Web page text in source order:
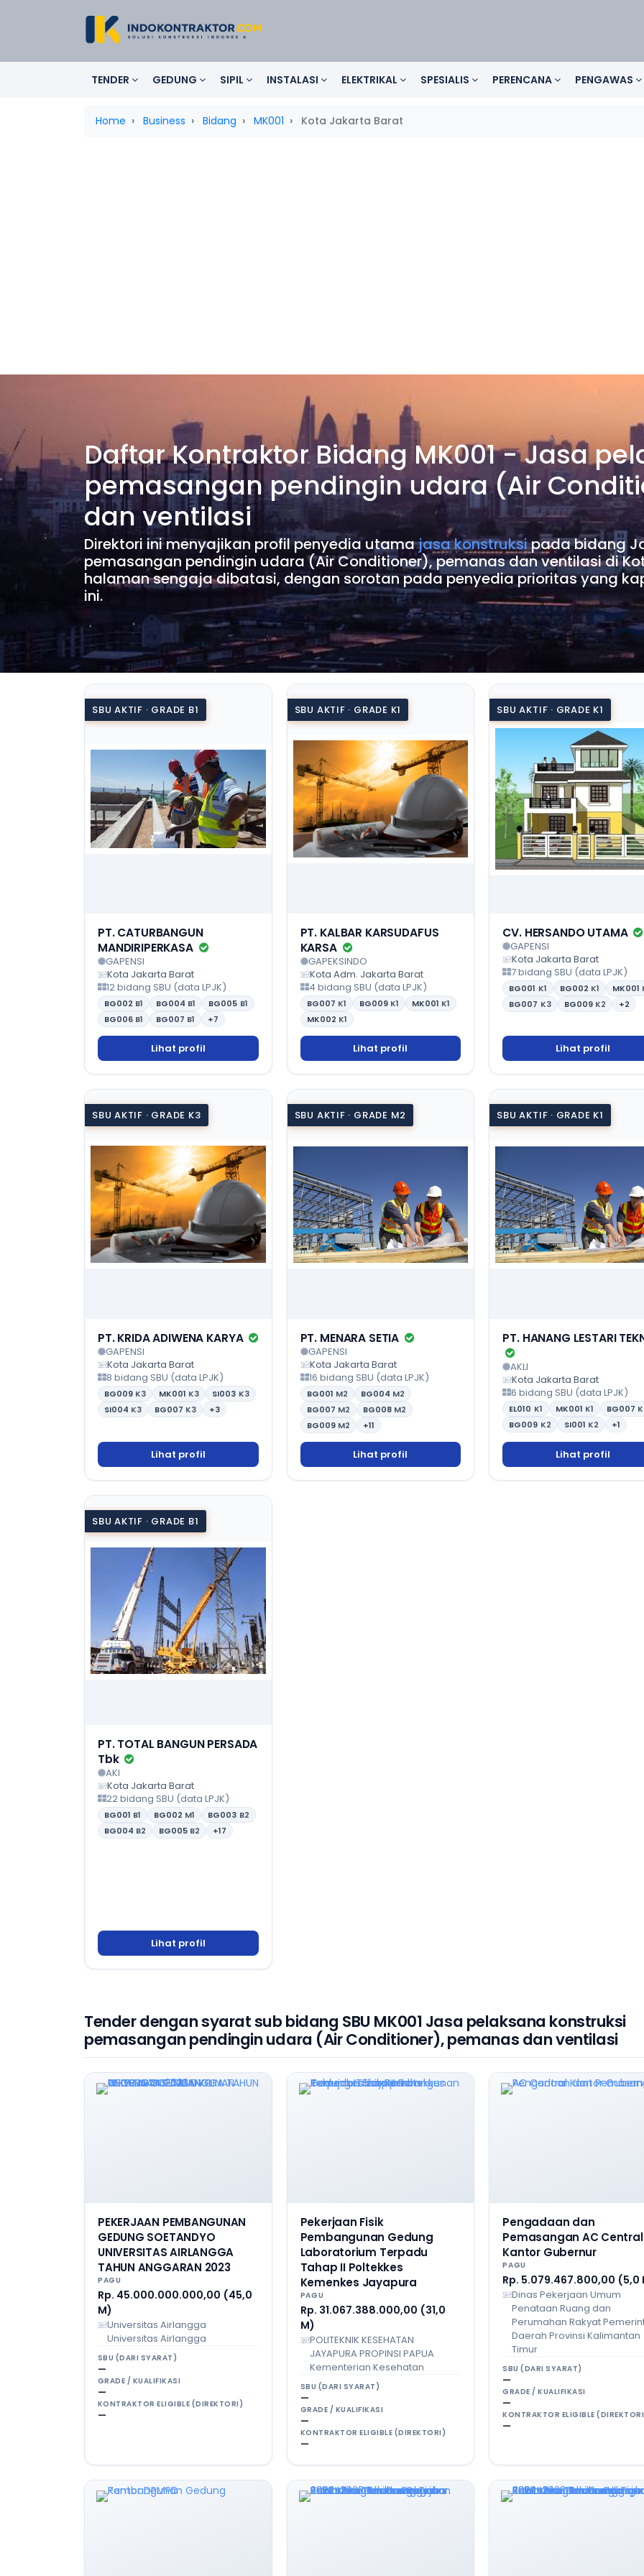
TENDER GEDUNG SIPIL INSTALASI ELEKTRIKAL SPESIALIS PERENCANA PENGAWAS
Home Business Bidang MK001 Kota Jakarta Barat
Daftar Kontraktor Bidang MK001 - Jasa
pemasangan pendingin udara (Air
dan ventilasi
Direktori ini menyajikan profil penyedia utamajasa konstruksipada bidang
pemasangan pendingin udara (Air Conditioner), pemanas dan ventilasi di
halaman sengaja dibatasi, dengan sorotan pada penyedia prioritas yang
ini.
SBU AKTIF · GRADE B1
PT. CATURBANGUN
MANDIRIPERKASA
GAPENSI
Kota Jakarta Barat
12 bidang SBU (data LPJK)
BG002 B1 BG004 B1 BG005 B1
BG006 B1 BG007 B1 +7
Lihat profil
SBU AKTIF · GRADE K1
PT. KALBAR KARSUDAFUS
KARSA
GAPEKSINDO
Kota Adm. Jakarta Barat
4 bidang SBU (data LPJK)
BG007 K1 BG009 K1 MK001 K1
MK002 K1
Lihat profil
SBU AKTIF · GRADE K1
CV. HERSANDO UTAMA
GAPENSI
Kota Jakarta Barat
7 bidang SBU (data LPJK)
BG001 K1 BG002 K1 MK001
BG007 K3 BG009 K2 +2
Lihat profil
SBU AKTIF · GRADE K3
PT. KRIDA ADIWENA KARYA
GAPENSI
Kota Jakarta Barat
8 bidang SBU (data LPJK)
BG009 K3 MK001 K3 SI003 K3
SI004 K3 BG007 K3 +3
Lihat profil
SBU AKTIF · GRADE M2
PT. MENARA SETIA
GAPENSI
Kota Jakarta Barat
16 bidang SBU (data LPJK)
BG001 M2 BG004 M2
BG007 M2 BG008 M2
BG009 M2 +11
Lihat profil
SBU AKTIF · GRADE K1
PT. HANANG LESTARI
AKLI
Kota Jakarta Barat
6 bidang SBU (data LPJK)
EL010 K1 MK001 K1 BG007
BG009 K2 SI001 K2 +1
Lihat profil
SBU AKTIF · GRADE B1
PT. TOTAL BANGUN PERSADA
Tbk
AKI
Kota Jakarta Barat
22 bidang SBU (data LPJK)
BG001 B1 BG002 M1 BG003 B2
BG004 B2 BG005 B2 +17
Lihat profil
Tender dengan syarat sub bidang SBU MK001 Jasa pelaksana konstruksi
pemasangan pendingin udara (Air Conditioner), pemanas dan ventilasi
PEKERJAAN PEMBANGUNAN
GEDUNG SOETANDYO
UNIVERSITAS AIRLANGGA
TAHUN ANGGARAN 2023
PAGU
Rp. 45.000.000.000,00 (45,0
M)
Universitas Airlangga
Universitas Airlangga
SBU (DARI SYARAT)
—
GRADE / KUALIFIKASI
—
KONTRAKTOR ELIGIBLE (DIREKTORI)
—
Pekerjaan Fisik
Pembangunan Gedung
Laboratorium Terpadu
Tahap II Poltekkes
Kemenkes Jayapura
PAGU
Rp. 31.067.388.000,00 (31,0
M)
POLITEKNIK KESEHATAN
JAYAPURA PROPINSI PAPUA
Kementerian Kesehatan
SBU (DARI SYARAT)
—
GRADE / KUALIFIKASI
—
KONTRAKTOR ELIGIBLE (DIREKTORI)
—
Pengadaan dan
Pemasangan AC Central
Kantor Gubernur
PAGU
Rp. 5.079.467.800,00 (5,0
Dinas Pekerjaan Umum
Penataan Ruang dan
Perumahan Rakyat
Daerah Provinsi Kalimantan
Timur
SBU (DARI SYARAT)
—
GRADE / KUALIFIKASI
—
KONTRAKTOR ELIGIBLE
—